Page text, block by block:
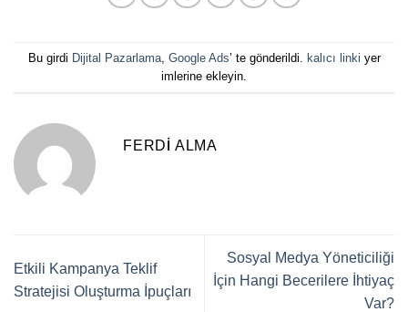
Bu girdi Dijital Pazarlama, Google Ads’ te gönderildi. kalıcı linki yer
imlerine ekleyin.
FERDI ALMA
Etkili Kampanya Teklif
Stratejisi Oluşturma İpuçları
Sosyal Medya Yöneticiliği
İçin Hangi Becerilere İhtiyaç
Var?